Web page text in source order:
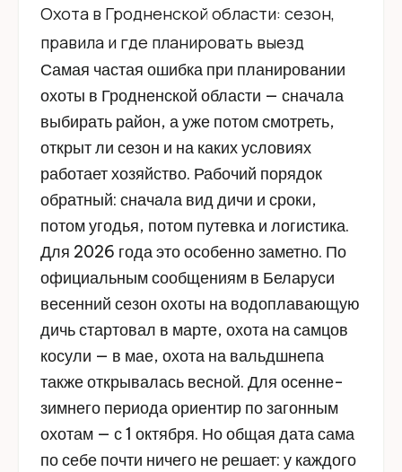
Охота в Гродненской области: сезон,
правила и где планировать выезд
Самая частая ошибка при планировании
охоты в Гродненской области — сначала
выбирать район, а уже потом смотреть,
открыт ли сезон и на каких условиях
работает хозяйство. Рабочий порядок
обратный: сначала вид дичи и сроки,
потом угодья, потом путевка и логистика.
Для 2026 года это особенно заметно. По
официальным сообщениям в Беларуси
весенний сезон охоты на водоплавающую
дичь стартовал в марте, охота на самцов
косули — в мае, охота на вальдшнепа
также открывалась весной. Для осенне-
зимнего периода ориентир по загонным
охотам — с 1 октября. Но общая дата сама
по себе почти ничего не решает: у каждого